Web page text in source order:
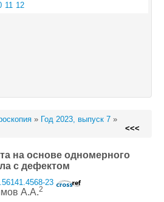
11 12
» Год 2023, выпуск 7 »
<<<
на основе одномерного
с дефектом
23
А.А.2